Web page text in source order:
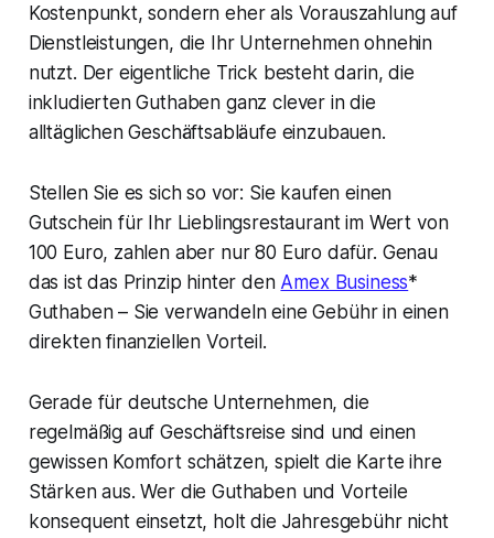
Kostenpunkt, sondern eher als Vorauszahlung auf
Dienstleistungen, die Ihr Unternehmen ohnehin
nutzt. Der eigentliche Trick besteht darin, die
inkludierten Guthaben ganz clever in die
alltäglichen Geschäftsabläufe einzubauen.
Stellen Sie es sich so vor: Sie kaufen einen
Gutschein für Ihr Lieblingsrestaurant im Wert von
100 Euro, zahlen aber nur 80 Euro dafür. Genau
das ist das Prinzip hinter den Amex Business*
Guthaben – Sie verwandeln eine Gebühr in einen
direkten finanziellen Vorteil.
Gerade für deutsche Unternehmen, die
regelmäßig auf Geschäftsreise sind und einen
gewissen Komfort schätzen, spielt die Karte ihre
Stärken aus. Wer die Guthaben und Vorteile
konsequent einsetzt, holt die Jahresgebühr nicht